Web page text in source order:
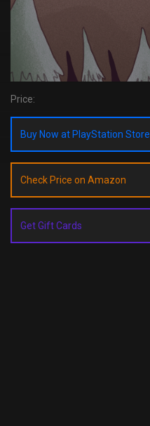
Price:
Buy Now at PlayStation Store
Check Price on Amazon
Get Gift Cards